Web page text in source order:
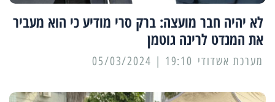
לא יהיה חבר מועצה: ברק סרי מודיע כי הוא מעביר
את המנדט לרינה גוטמן
מערכת אשדודי 19:10 | 05/03/2024